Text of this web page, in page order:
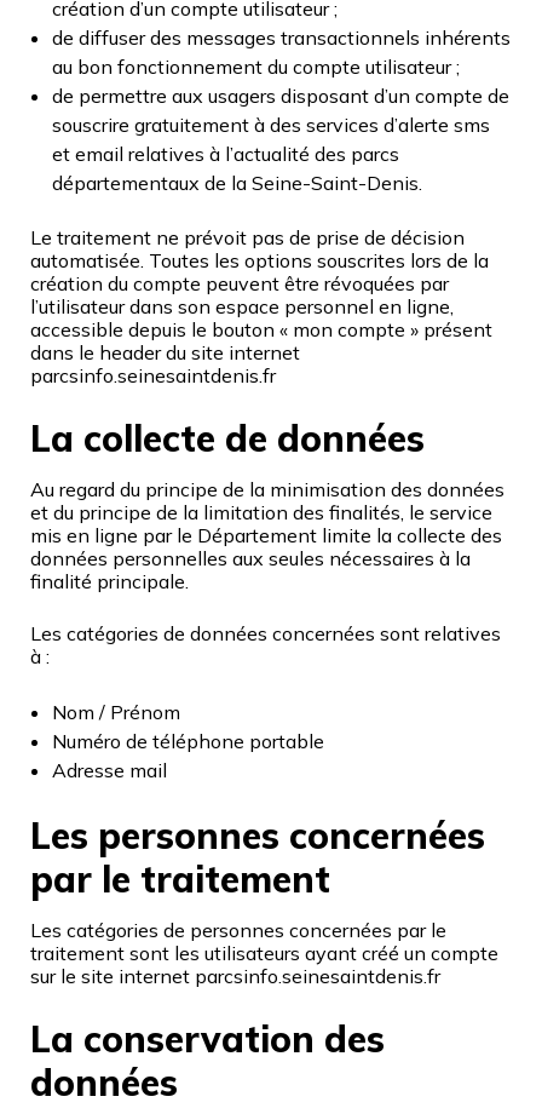
création d’un compte utilisateur ;
de diffuser des messages transactionnels inhérents
au bon fonctionnement du compte utilisateur ;
de permettre aux usagers disposant d’un compte de
souscrire gratuitement à des services d’alerte sms
et email relatives à l’actualité des parcs
départementaux de la Seine-Saint-Denis.
Le traitement ne prévoit pas de prise de décision
automatisée. Toutes les options souscrites lors de la
création du compte peuvent être révoquées par
l’utilisateur dans son espace personnel en ligne,
accessible depuis le bouton « mon compte » présent
dans le header du site internet
parcsinfo.seinesaintdenis.fr
La collecte de données
Au regard du principe de la minimisation des données
et du principe de la limitation des finalités, le service
mis en ligne par le Département limite la collecte des
données personnelles aux seules nécessaires à la
finalité principale.
Les catégories de données concernées sont relatives
à :
Nom / Prénom
Numéro de téléphone portable
Adresse mail
Les personnes concernées
par le traitement
Les catégories de personnes concernées par le
traitement sont les utilisateurs ayant créé un compte
sur le site internet parcsinfo.seinesaintdenis.fr
La conservation des
données